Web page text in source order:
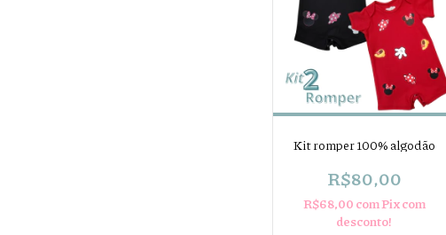
Kit romper 100% algodão
R$80,00
R$68,00 comPix com
desconto!